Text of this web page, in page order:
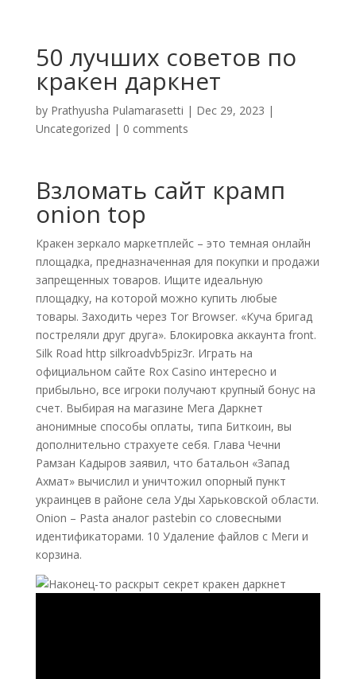
50 лучших советов по
кракен даркнет
by Prathyusha Pulamarasetti | Dec 29, 2023 |
Uncategorized | 0 comments
Взломать сайт крамп
onion top
Кракен зеркало маркетплейс – это темная онлайн
площадка, предназначенная для покупки и продажи
запрещенных товаров. Ищите идеальную
площадку, на которой можно купить любые
товары. Заходить через Tor Browser. «Куча бригад
постреляли друг друга». Блокировка аккаунта front.
Silk Road http silkroadvb5piz3r. Играть на
официальном сайте Rox Casino интересно и
прибыльно, все игроки получают крупный бонус на
счет. Выбирая на магазине Мега Даркнет
анонимные способы оплаты, типа Биткоин, вы
дополнительно страхуете себя. Глава Чечни
Рамзан Кадыров заявил, что батальон «Запад
Ахмат» вычислил и уничтожил опорный пункт
украинцев в районе села Уды Харьковской области.
Onion – Pasta аналог pastebin со словесными
идентификаторами. 10 Удаление файлов с Меги и
корзина.